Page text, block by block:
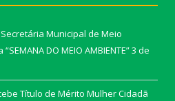
Municipal de Meio
DO MEIO AMBIENTE”3 de
Título de Mérito Mulher Cidadã